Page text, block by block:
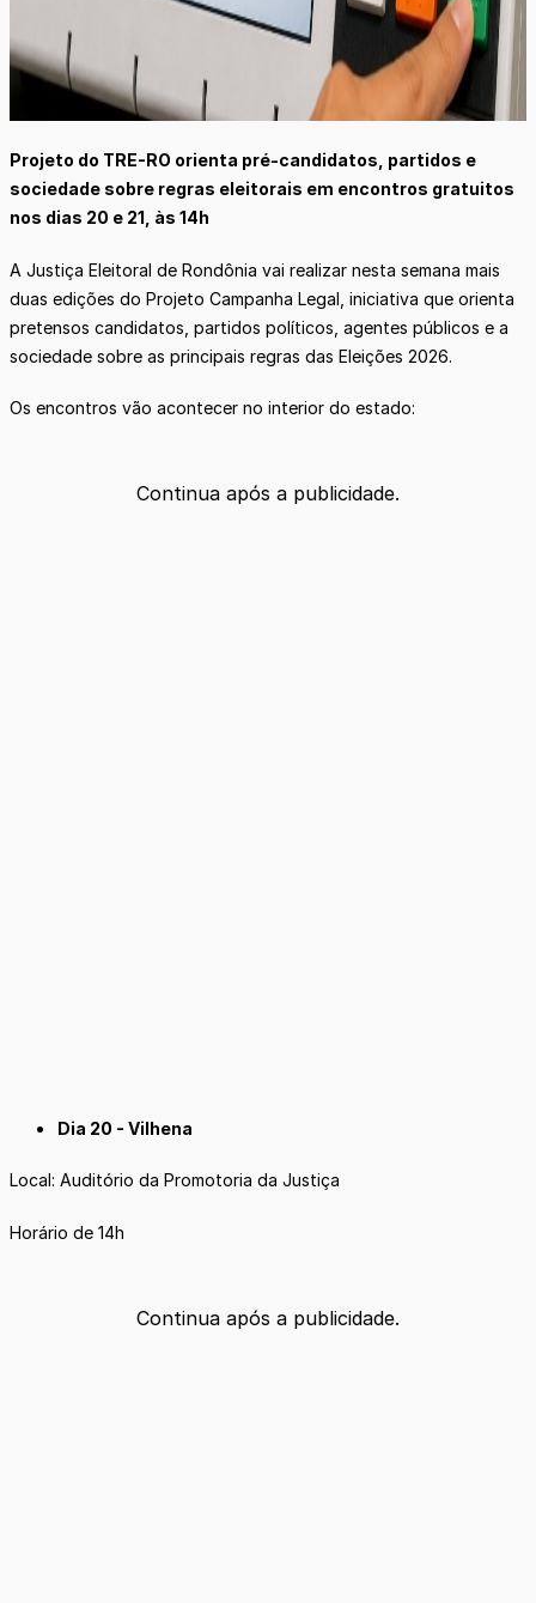
Projeto do TRE-RO orienta pré-candidatos, partidos e
sociedade sobre regras eleitorais em encontros gratuitos
nos dias 20 e 21, às 14h
A Justiça Eleitoral de Rondônia vai realizar nesta semana mais
duas edições do Projeto Campanha Legal, iniciativa que orienta
pretensos candidatos, partidos políticos, agentes públicos e a
sociedade sobre as principais regras das Eleições 2026.
Os encontros vão acontecer no interior do estado:
Continua após a publicidade.
Dia 20 - Vilhena
Local: Auditório da Promotoria da Justiça
Horário de 14h
Continua após a publicidade.